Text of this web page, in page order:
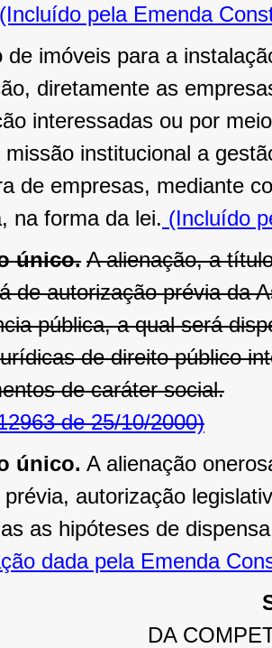
(Incluído pela Emenda
de imóveis para a
diretamente as
interessadas ou por
institucional a
de empresas, mediante
na forma da lei. (Incluído
único. A alienação, a
de autorização prévia da
pública, a qual será
de direito público
de caráter social.
de 25/10/2000)
único. A alienação
prévia, autorização
as hipóteses de
dada pela Emenda
DA